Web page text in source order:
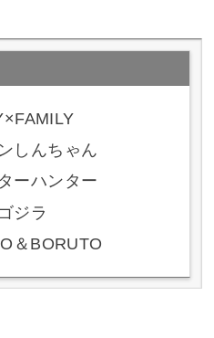
しんちゃん
ーハンター
ゴジラ
＆BORUTO